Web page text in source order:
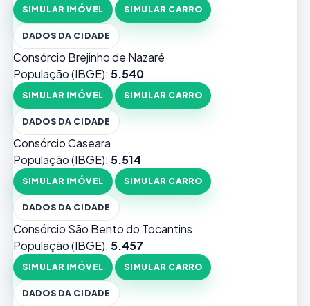
SIMULAR IMÓVEL SIMULAR CARRO
DADOS DA CIDADE
Consórcio Brejinho de Nazaré
População (IBGE): 5.540
SIMULAR IMÓVEL SIMULAR CARRO
DADOS DA CIDADE
Consórcio Caseara
População (IBGE): 5.514
SIMULAR IMÓVEL SIMULAR CARRO
DADOS DA CIDADE
Consórcio São Bento do Tocantins
População (IBGE): 5.457
SIMULAR IMÓVEL SIMULAR CARRO
DADOS DA CIDADE